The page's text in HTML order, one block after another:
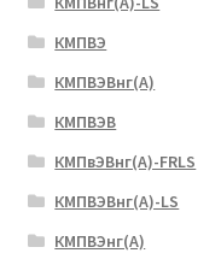
КМПВЭ
КМПВЭBнг(А)
КМПВЭВ
КМПвЭВнг(А)-FRLS
КМПВЭВнг(А)-LS
КМПВЭнг(А)